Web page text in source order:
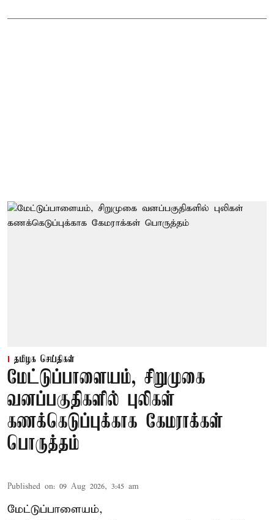
தமிழக செய்திகள்
மேட்டுப்பாளையம், சிறுமுகை
வனப்பகுதிகளில் புலிகள்
கணக்கெடுப்புக்காக கேமராக்கள்
பொருத்தம்
Published on: 09 Aug 2026, 3:45 am
மேட்டுப்பாளையம்,